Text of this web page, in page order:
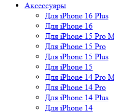
Аксессуары
Для iPhone 16 Plus
Для iPhone 16
Для iPhone 15 Pro
Для iPhone 15 Pro
Для iPhone 15 Plus
Для iPhone 15
Для iPhone 14 Pro
Для iPhone 14 Pro
Для iPhone 14 Plus
Для iPhone 14